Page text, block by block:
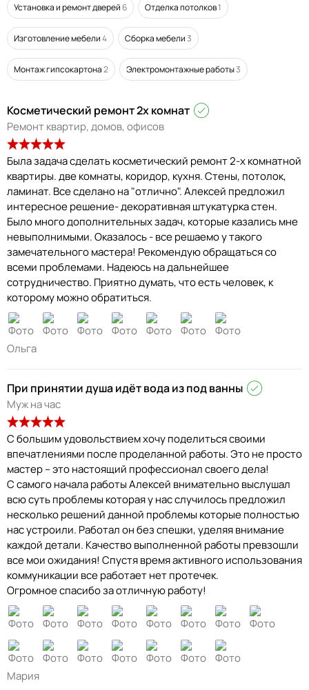
Установка и ремонт дверей 6 Отделка потолков1
Изготовление мебели4 Сборка мебели3
Монтаж гипсокартона2 Электромонтажные работы3
Косметический ремонт 2х комнат
Ремонт квартир, домов, офисов
Была задача сделать косметический ремонт 2-х комнатной
квартиры. две комнаты, коридор, кухня. Стены, потолок,
ламинат. Все сделано на "отлично". Алексей предложил
интересное решение- декоративная штукатурка стен.
Было много дополнительных задач, которые казались мне
невыполнимыми. Оказалось - все решаемо у такого
замечательного мастера! Рекомендую обращаться со
всеми проблемами. Надеюсь на дальнейшее
сотрудничество. Приятно думать, что есть человек, к
которому можно обратиться.
Ольга
При принятии душа идёт вода из под ванны
Муж на час
С большим удовольствием хочу поделиться своими
впечатлениями после проделанной работы. Это не просто
мастер – это настоящий профессионал своего дела!
С самого начала работы Алексей внимательно выслушал
всю суть проблемы которая у нас случилось предложил
несколько решений данной проблемы которые полностью
нас устроили. Работал он без спешки, уделяя внимание
каждой детали. Качество выполненной работы превзошли
все мои ожидания! Спустя время активного использования
коммуникации все работает нет протечек.
Огромное спасибо за отличную работу!
Мария